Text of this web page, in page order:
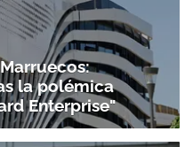
la polémica
Enterprise"